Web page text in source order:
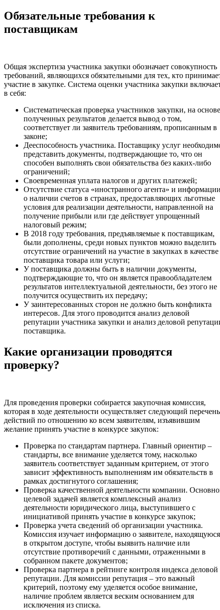
Обязательные требования к
поставщикам
Общая экспертиза участника закупки обозначает совокупность
требований, являющихся обязательными для тех, кто
участие в закупке. Система оценки участника закупки
в себя:
Систематическая проверка участников закупки, на основе
полученных результатов делается вывод о том,
соответствует ли заявитель требованиям, прописанным в
законе;
Дееспособность участника. Поставщику услуг
представить документы, подтверждающие то, что он
способен выполнять свои обязательства без каких-либо
ограничений;
Своевременная уплата налогов и других платежей;
Отсутствие статуса «иностранного агента» и
о наличии счетов в странах, предоставляющих льготные
условия для реализации деятельности, направленной на
получение прибыли или где действует упрощенный
налоговый режим;
В 2018 году требования, предъявляемые к поставщикам,
были дополнены, среди новых пунктов можно выделить
отсутствие ограничений на участие в закупках в качестве
поставщика товара или услуги;
У поставщика должны быть в наличии документы,
подтверждающие то, что он является правообладателем
результатов интеллектуальной деятельности, без этого не
получится осуществить их передачу;
У заинтересованных сторон не должно быть конфликта
интересов. Для этого проводится анализ деловой
репутации участника закупки и анализ деловой
поставщика.
Какие организации проводятся
проверку?
Для проведения проверки собирается закупочная комиссия,
которая в ходе деятельности осуществляет следующий перечень
действий по отношению ко всем заявителям, изъявившим
желание принять участие в конкурсе закупок:
Проверка по стандартам партнера. Главный ориентир –
стандарты, все внимание уделяется тому, насколько
заявитель соответствует заданным критерием, от этого
зависит эффективность выполнениям им обязательств в
рамках достигнутого соглашения;
Проверка качественной деятельности компании.
целевой задачей является комплексный анализ
деятельности юридического лица, выступившего с
инициативой принять участие в конкурсе закупок;
Проверка учета сведений об организации участника.
Комиссия изучает информацию о заявителе, находящуюся
в открытом доступе, чтобы выявить наличие или
отсутствие противоречий с данными, отраженными в
собранном пакете документов;
Проверка партнера в рейтинге контроля индекса деловой
репутации. Для комиссии репутация – это важный
критерий, поэтому ему уделяется особое внимание,
наличие проблем является веским основанием для
исключения из списка.